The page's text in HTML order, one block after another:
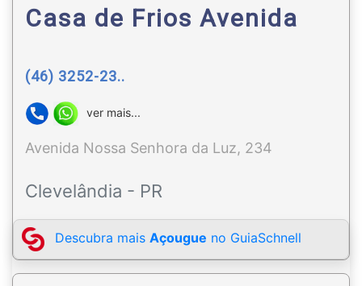
Casa de Frios Avenida
(46) 3252-23..
ver mais...
Avenida Nossa Senhora da Luz, 234
Clevelândia - PR
Descubra mais Açougue no GuiaSchnell